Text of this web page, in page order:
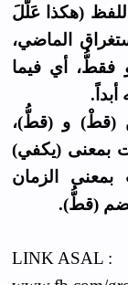
(هكذا عَلَّلَ
الماضي،
فقطُّ، أي فيما
(قطْ) و (قطُّ)،
بمعنى (يكفي)
الزمان
(قطُّ).
LINK ASAL :